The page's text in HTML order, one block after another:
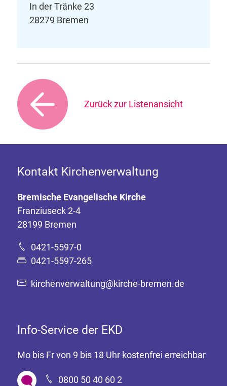
In der Tränke 23
28279 Bremen
Zurück zur Listenansicht
Kontakt Kirchenverwaltung
Bremische Evangelische Kirche
Franziuseck 2-4
28199 Bremen
0421-5597-0
0421-5597-265
kirchenverwaltung@kirche-bremen.de
Info-Service der EKD
Mo bis Fr von 9 bis 18 Uhr kostenfrei erreichbar
0800 50 40 60 2